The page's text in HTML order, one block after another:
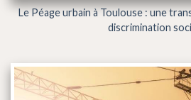
Le Péage urbain à Toulouse : une
discrimination